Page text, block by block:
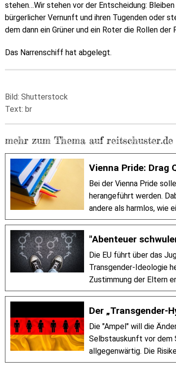
stehen…Wir stehen vor der Entscheidung:
bürgerlicher Vernunft und ihren Tugenden oder
dem dann ein Grüner und ein Roter die Rollen
Das Narrenschiff hat abgelegt.
Bild: Shutterstock
Text: br
mehr zum Thema auf reitschuster.de
Vienna Pride: Drag
Bei der Vienna Pride
herangeführt werden.
andere als harmlos, wie
"Abenteuer
Die EU führt über das
Transgender-Ideologie
Zustimmung der Eltern
Der „Transgender-
Die "Ampel" will die
Selbstauskunft vor dem
allgegenwärtig. Die